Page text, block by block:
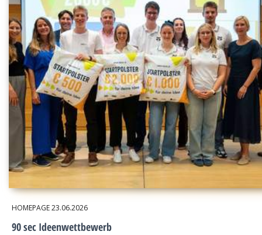
HOMEPAGE23.06.2026
90 sec Ideenwettbewerb